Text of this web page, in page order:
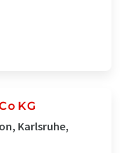
KG
Karlsruhe,